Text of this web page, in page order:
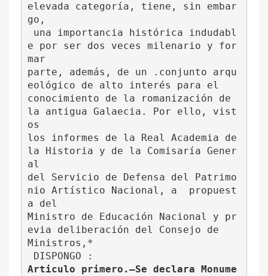
elevada categoría, tiene, sin embar
go,
e por ser dos veces milenario y for
mar
parte, además, de un .conjunto arqu
eológico de alto interés para el
conocimiento de la romanización de
la antigua Galaecia. Por ello, vist
os
los informes de la Real Academia de
la Historia y de la Comisaría Gener
al
del Servicio de Defensa del Patrimo
nio Artístico Nacional, a  propuest
a del
Ministro de Educación Nacional y pr
evia deliberación del Consejo de
Ministros,*
DISPONGO :
Articulo primero.—Se declara Monume